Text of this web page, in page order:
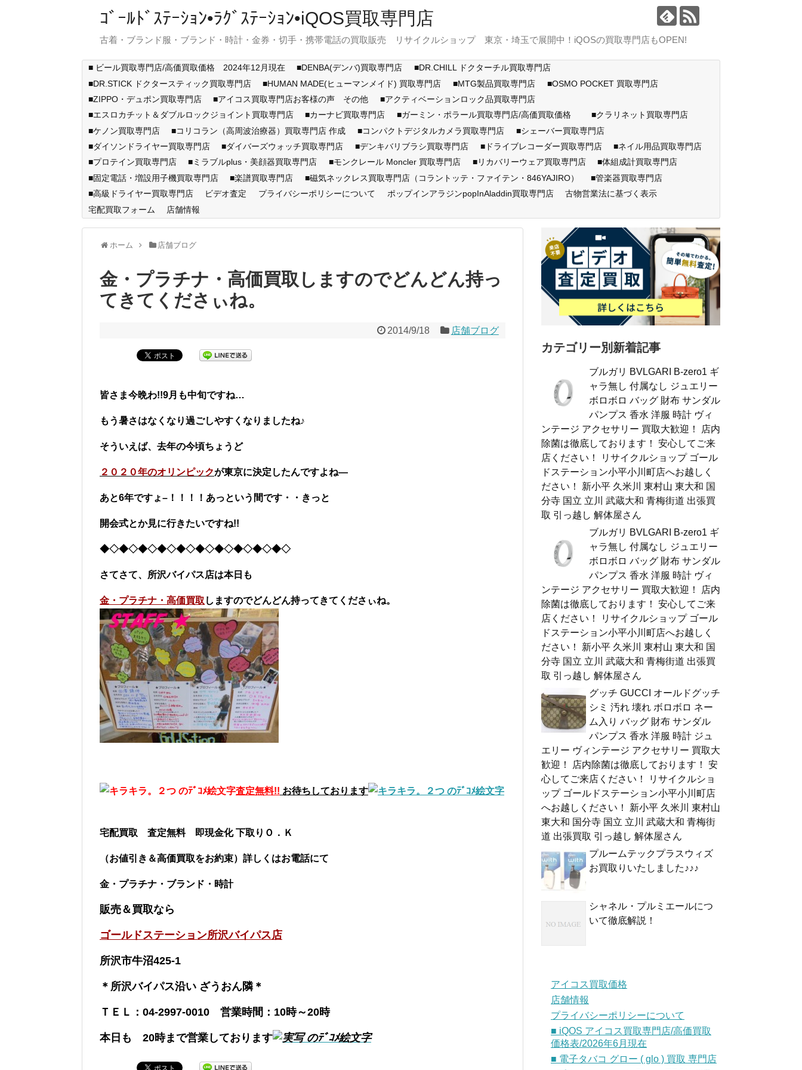
ｺﾞｰﾙﾄﾞｽﾃｰｼｮﾝ•ﾗｸﾞｽﾃｰｼｮﾝ•iQOS買取専門店
古着・ブランド服・ブランド・時計・金券・切手・携帯電話の買取販売 リサイクルショップ 東京・埼玉で展開中！iQOSの買取専門店もOPEN!
■ ビール買取専門店/高価買取価格 2024年12月現在 ■DENBA(デンバ)買取専門店
■DR.CHILL ドクターチル買取専門店
■DR.STICK ドクタースティック買取専門店
■HUMAN MADE(ヒューマンメイド) 買取専門店 ■MTG製品買取専門店
■OSMO POCKET 買取専門店
■ZIPPO・デュポン買取専門店
■アイコス買取専門店お客様の声 その他
■アクティベーションロック品買取専門店
■エスロカチット＆ダブルロックジョイント買取専門店
■カーナビ買取専門店 ■ガーミン・ポラール買取専門店/高価買取価格
■クラリネット買取専門店
■ケノン買取専門店
■コリコラン（高周波治療器）買取専門店 作成 ■コンパクトデジタルカメラ買取専門店
■シェーバー買取専門店
■ダイソンドライヤー買取専門店
■ダイバーズウォッチ買取専門店 ■デンキバリブラシ買取専門店 ■ドライブレコーダー買取専門店
■ネイル用品買取専門店
■プロテイン買取専門店
■ミラブルplus・美顔器買取専門店 ■モンクレール Moncler 買取専門店 ■リカバリーウェア買取専門店
■体組成計買取専門店
■固定電話・増設用子機買取専門店
■楽譜買取専門店 ■磁気ネックレス買取専門店（コラントッテ・ファイテン・846YAJIRO）
■管楽器買取専門店
■高級ドライヤー買取専門店
ビデオ査定 プライバシーポリシーについて ポップインアラジンpopInAladdin買取専門店
古物営業法に基づく表示
宅配買取フォーム
店舗情報
ホーム 店舗ブログ
金・プラチナ・高価買取しますのでどんどん持っ
てきてくださぃね。
2014/9/18 店舗ブログ
皆さま今晩わ!!9月も中旬ですね…
もう暑さはなくなり過ごしやすくなりましたね♪
そういえば、去年の今頃ちょうど
２０２０年のオリンピックが東京に決定したんですよね—
あと6年ですょ–！！！！ あっという間です・・きっと
開会式とか見に行きたいですね!!
◆◇◆◇◆◇◆◇◆◇◆◇◆◇◆◇◆◇◆◇
さてさて、所沢バイパス店は本日も
金・プラチナ・高価買取 しますのでどんどん持ってきてくださぃね。
査定無料!! お待ちしております
宅配買取 査定無料 即現金化下取りＯ．Ｋ
（お値引き＆高価買取をお約束）詳しくはお電話にて
金・プラチナ・ブランド・時計
販売＆買取なら
ゴールドステーション所沢バイパス店
所沢市牛沼425-1
＊所沢バイパス沿い ざうおん隣＊
ＴＥＬ：04-2997-0010 営業時間：10時～20時
本日も 20時まで営業しております
カテゴリー別新着記事
ブルガリ BVLGARI B-zero1 ギ
ャラ無し 付属なし ジュエリー
ボロボロ バッグ 財布 サンダル
パンプス 香水 洋服 時計 ヴィ
ンテージ アクセサリー 買取大歓迎！ 店内
除菌は徹底しております！ 安心してご来
店ください！ リサイクルショップ ゴール
ドステーション小平小川町店へお越しく
ださい！ 新小平 久米川 東村山 東大和 国
分寺 国立 立川 武蔵大和 青梅街道 出張買
取 引っ越し 解体屋さん
ブルガリ BVLGARI B-zero1 ギ
ャラ無し 付属なし ジュエリー
ボロボロ バッグ 財布 サンダル
パンプス 香水 洋服 時計 ヴィ
ンテージ アクセサリー 買取大歓迎！ 店内
除菌は徹底しております！ 安心してご来
店ください！ リサイクルショップ ゴール
ドステーション小平小川町店へお越しく
ださい！ 新小平 久米川 東村山 東大和 国
分寺 国立 立川 武蔵大和 青梅街道 出張買
取 引っ越し 解体屋さん
グッチ GUCCI オールドグッチ
シミ 汚れ 壊れ ボロボロ ネー
ム入り バッグ 財布 サンダル
パンプス 香水 洋服 時計 ジュ
エリー ヴィンテージ アクセサリー 買取大
歓迎！ 店内除菌は徹底しております！ 安
心してご来店ください！ リサイクルショ
ップ ゴールドステーション小平小川町店
へお越しください！ 新小平 久米川 東村山
東大和 国分寺 国立 立川 武蔵大和 青梅街
道 出張買取 引っ越し 解体屋さん
プルームテックプラスウィズ
お買取りいたしました♪♪♪
シャネル・プルミエールにつ
いて徹底解説！
アイコス買取価格
店舗情報
プライバシーポリシーについて
■ iQOS アイコス買取専門店/高価買取
価格表/2026年6月現在
■ 電子タバコ グロー ( glo ) 買取 専門店